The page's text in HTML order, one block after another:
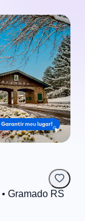
• Gramado RS